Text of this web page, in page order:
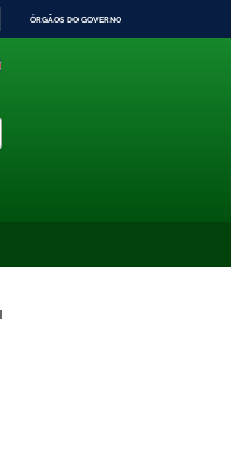
ÓRGÃOS DO GOVERNO